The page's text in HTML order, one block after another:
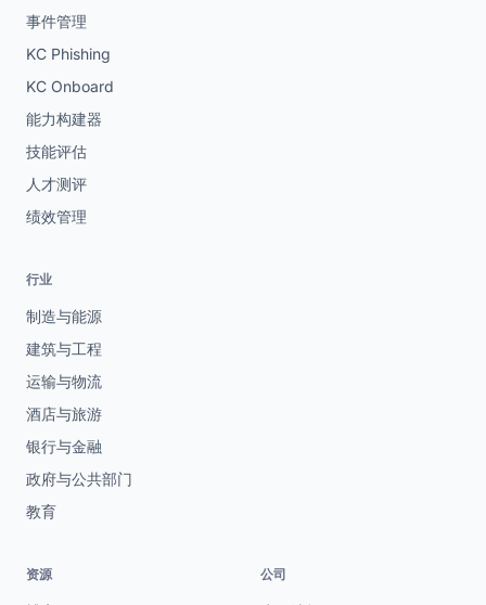
事件管理
KC Phishing
KC Onboard
能力构建器
技能评估
人才测评
绩效管理
行业
制造与能源
建筑与工程
运输与物流
酒店与旅游
银行与金融
政府与公共部门
教育
资源 公司